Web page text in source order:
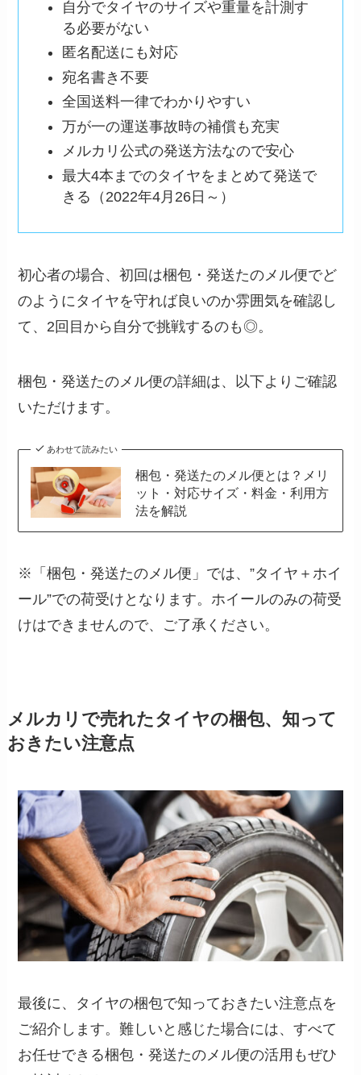
自分でタイヤのサイズや重量を計測す
る必要がない
匿名配送にも対応
宛名書き不要
全国送料一律でわかりやすい
万が一の運送事故時の補償も充実
メルカリ公式の発送方法なので安心
最大4本までのタイヤをまとめて発送で
きる（2022年4月26日～）
初心者の場合、初回は梱包・発送たのメル便でど
のようにタイヤを守れば良いのか雰囲気を確認し
て、2回目から自分で挑戦するのも◎。
梱包・発送たのメル便の詳細は、以下よりご確認
いただけます。
あわせて読みたい
梱包・発送たのメル便とは？メリ
ット・対応サイズ・料金・利用方
法を解説
※「梱包・発送たのメル便」では、”タイヤ＋ホイ
ール”での荷受けとなります。ホイールのみの荷受
けはできませんので、ご了承ください。
メルカリで売れたタイヤの梱包、知って
おきたい注意点
最後に、タイヤの梱包で知っておきたい注意点を
ご紹介します。難しいと感じた場合には、すべて
お任せできる梱包・発送たのメル便の活用もぜひ